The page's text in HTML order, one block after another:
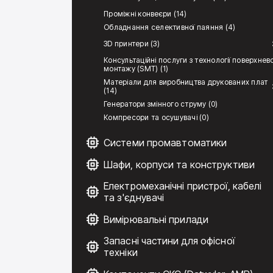
Проміжні конвеєри (14)
Обладнання селективної паяння (4)
3D принтери (3)
Консультаційні послуги з технології
монтажу (SMT) (1)
Матеріали для виробництва друкованих плат
(14)
Генератори змінного струму (0)
Компресори та осушувачі (0)
Системи промавтоматики
Шафи, корпуси та конструктиви
Електромеханічні пристрої, кабелі
та з'єднувачі
Вимірювальні прилади
Запасні частини для офісної
техніки